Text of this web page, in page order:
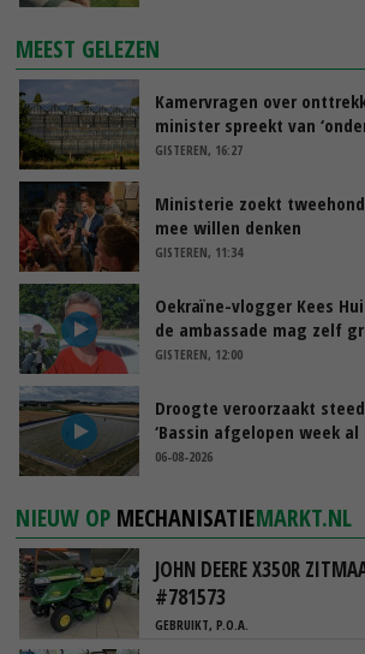
MEEST GELEZEN
Kamervragen over
minister spreekt van
GISTEREN, 16:27
Ministerie zoekt
mee willen denken
GISTEREN, 11:34
Oekraïne-vlogger Kees
de ambassade mag zelf
GISTEREN, 12:00
Droogte veroorzaakt
‘Bassin afgelopen week al
06-08-2026
NIEUW OP MECHANISATIEMARKT.NL
JOHN DEERE X350R
#781573
GEBRUIKT, P.O.A.